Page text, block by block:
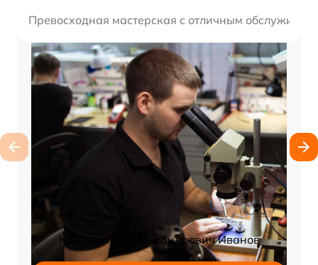
Превосходная мастерская с отличным
Константин Александрович Иванов